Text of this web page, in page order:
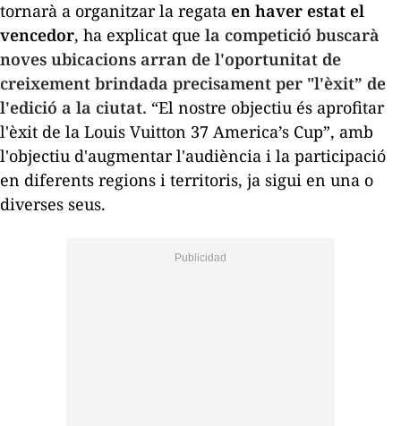
tornarà a organitzar la regata en haver estat el
vencedor, ha explicat que la competició buscarà
noves ubicacions arran de l'oportunitat de
creixement brindada precisament per "l'èxit” de
l'edició a la ciutat. “El nostre objectiu és aprofitar
l'èxit de la Louis Vuitton 37 America’s Cup”, amb
l'objectiu d'augmentar l'audiència i la participació
en diferents regions i territoris, ja sigui en una o
diverses seus.